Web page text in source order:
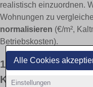
Alle Cookies
Einstellungen
realistisch einzuordnen.
Wohnungen zu
normalisieren (€/m²,
Betriebskosten).
1) Vergleichbar
Kriterien